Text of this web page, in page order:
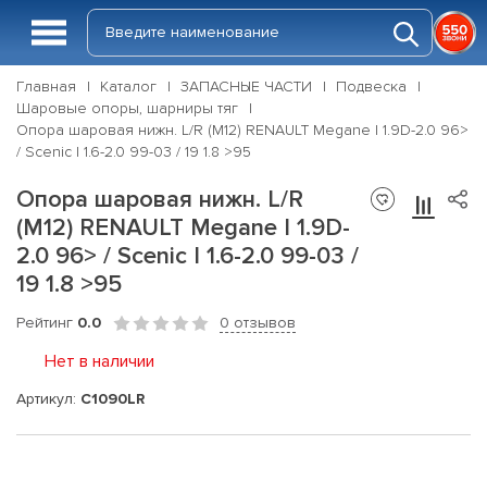
Главная Каталог ЗАПАСНЫЕ ЧАСТИ
Подвеска
Шаровые опоры, шарниры тяг
Опора шаровая нижн. L/R (M12) RENAULT Megane I 1.9D-2.0 96>
/ Scenic I 1.6-2.0 99-03 / 19 1.8 >95
Опора шаровая нижн. L/R
(M12) RENAULT Megane I 1.9D-
2.0 96> / Scenic I 1.6-2.0 99-03 /
19 1.8 >95
Рейтинг 0.0 0 отзывов
Нет в наличии
Артикул: C1090LR